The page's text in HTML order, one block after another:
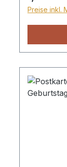
Preise inkl.